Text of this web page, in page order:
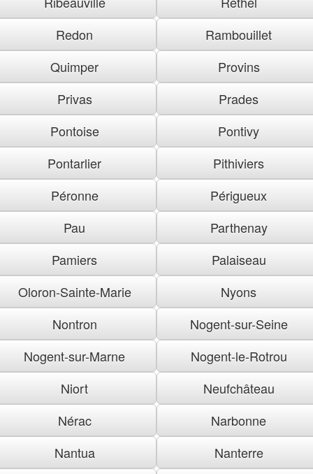
Redon
Rambouillet
Quimper
Provins
Privas
Prades
Pontoise
Pontivy
Pontarlier
Pithiviers
Péronne
Périgueux
Pau
Parthenay
Pamiers
Palaiseau
Oloron-Sainte-Marie
Nyons
Nontron
Nogent-sur-Seine
Nogent-sur-Marne
Nogent-le-Rotrou
Niort
Neufchâteau
Nérac
Narbonne
Nantua
Nanterre